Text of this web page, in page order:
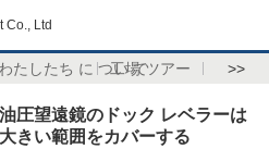
Co., Ltd
わたしたち に つい て工場 ツアー >>
圧望遠鏡のドック レベラーは
きい範囲をカバーする